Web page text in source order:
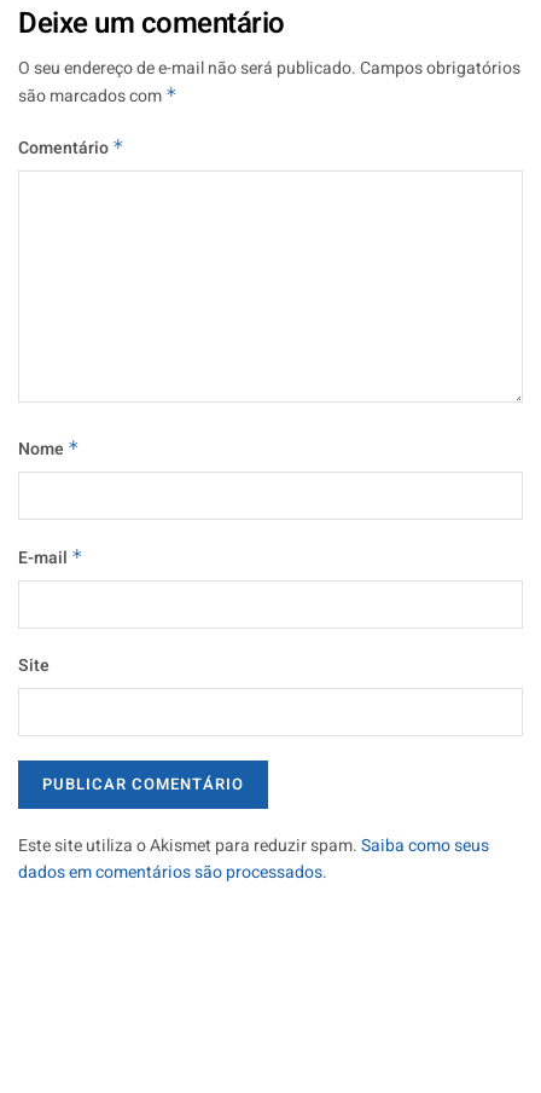
Deixe um comentário
O seu endereço de e-mail não será publicado.Campos obrigatórios
são marcados com *
Comentário *
Nome *
E-mail *
Site
Este site utiliza o Akismet para reduzir spam.Saiba como seus
dados em comentários são processados.